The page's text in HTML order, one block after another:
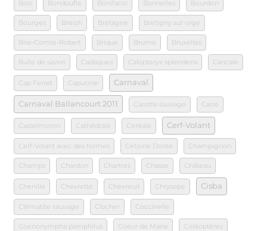
Bois Bondoufle Bonifacio Bonnelles Bourdon
Bourges Breizh Bretagne Bretigny sur orge
Brie-Comte-Robert Brique Brume Bruxelles
Bulle de savon Cadaques Calopteryx splendens Cancale
Cap Ferret Capucine Carnaval
Carnaval Ballancourt 2011 Carotte sauvage Carré
Castelmoron Cathédrale Céréale Cerf-Volant
Cerf-Volant avec des formes Cetoine Dorée Champignon
Champs Chardon Chartres Chasse Château
Chenille Chevrette Chevreuil Chrysope Cisba
Clématite sauvage Clocher Coccinelle
Coenonympha pamphilus Coeur de Marie Coléoptères